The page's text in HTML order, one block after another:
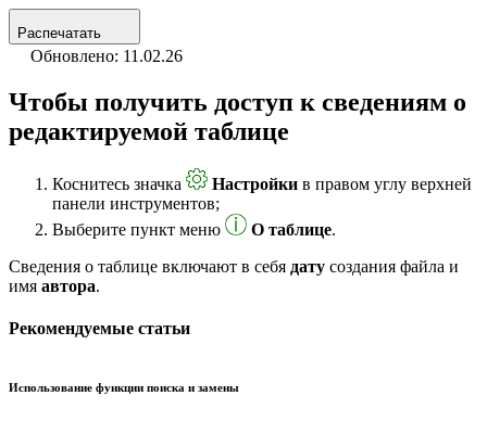
Распечатать
Обновлено: 11.02.26
Чтобы получить доступ к сведениям о
редактируемой таблице
Коснитесь значка Настройки в правом углу верхней
панели инструментов;
Выберите пункт меню
О таблице.
Сведения о таблице включают в себя дату создания файла и
имя автора.
Рекомендуемые статьи
Использование функции поиска и замены